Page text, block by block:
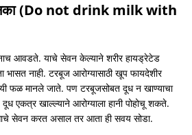
(Do not drink milk with
आवडते. याचे सेवन केल्याने शरीर हायड्रेटेड
भासत नाही. टरबूज आरोग्यासाठी खूप फायदेशीर
फळ मानले जाते. पण टरबूजसोबत दूध न खाण्याचा
एकत्र खाल्ल्याने आरोग्याला हानी पोहोचू शकते.
सेवन करत असाल तर आता ही सवय सोडा.